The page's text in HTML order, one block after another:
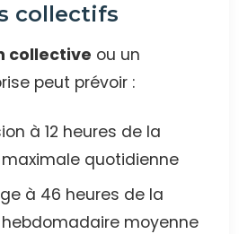
collectifs
collective ou un
peut prévoir :
à 12 heures de la
quotidienne
à 46 heures de la
moyenne